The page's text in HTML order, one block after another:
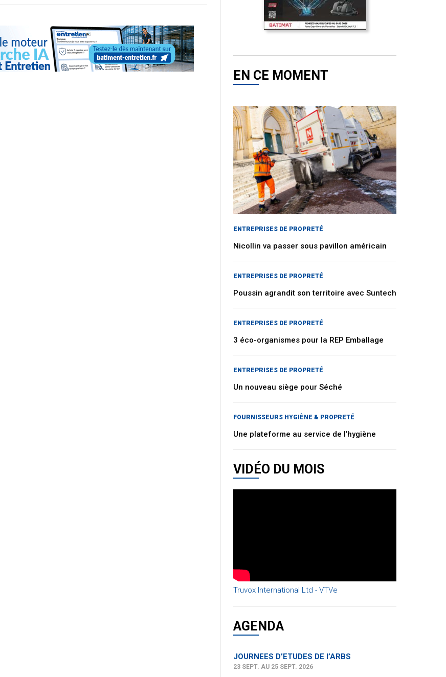
EN CE MOMENT
ENTREPRISES DE PROPRETÉ
Nicollin va passer sous pavillon américain
ENTREPRISES DE PROPRETÉ
Poussin agrandit son territoire avec Suntech
ENTREPRISES DE PROPRETÉ
3 éco-organismes pour la REP Emballage
ENTREPRISES DE PROPRETÉ
Un nouveau siège pour Séché
FOURNISSEURS HYGIÈNE & PROPRETÉ
Une plateforme au service de l’hygiène
VIDÉO DU MOIS
Truvox International Ltd - VTVe
AGENDA
JOURNEES D’ETUDES DE l’ARBS
23 SEPT. AU 25 SEPT. 2026